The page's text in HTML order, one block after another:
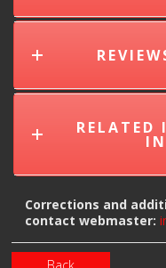
RELATED
Corrections and
contact webmaster: